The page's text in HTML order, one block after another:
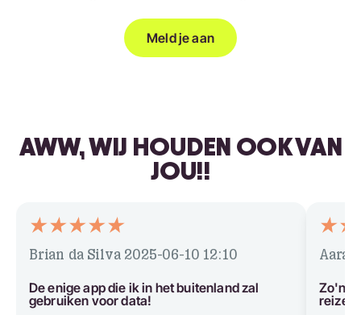
Meld je aan
AWW, WIJ HOUDEN OOK VAN
JOU!!
Brian da Silva 2025-06-10 12:10
De enige app die ik in het buitenland zal
gebruiken voor data!
Aarav
Zo'n
reizen